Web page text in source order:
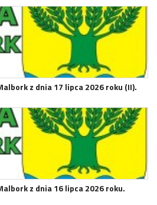
z dnia 17 lipca 2026 roku (II).
z dnia 16 lipca 2026 roku.